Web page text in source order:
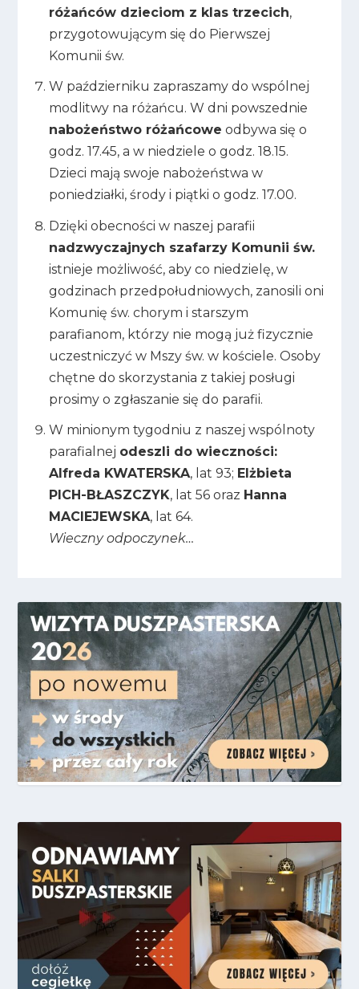
różańców dzieciom z klas trzecich,
przygotowującym się do Pierwszej
Komunii św.
W październiku zapraszamy do wspólnej
modlitwy na różańcu. W dni powszednie
nabożeństwo różańcowe odbywa się o
godz. 17.45, a w niedziele o godz. 18.15.
Dzieci mają swoje nabożeństwa w
poniedziałki, środy i piątki o godz. 17.00.
Dzięki obecności w naszej parafii
nadzwyczajnych szafarzy Komunii św.
istnieje możliwość, aby co niedzielę, w
godzinach przedpołudniowych, zanosili oni
Komunię św. chorym i starszym
parafianom, którzy nie mogą już fizycznie
uczestniczyć w Mszy św. w kościele. Osoby
chętne do skorzystania z takiej posługi
prosimy o zgłaszanie się do parafii.
W minionym tygodniu z naszej wspólnoty
parafialnej odeszli do wieczności:
Alfreda KWATERSKA, lat 93; Elżbieta
PICH-BŁASZCZYK, lat 56 oraz Hanna
MACIEJEWSKA, lat 64.
Wieczny odpoczynek…